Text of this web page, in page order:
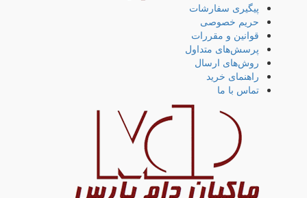
پیگیری سفارشات
حریم خصوصی
قوانین و مقررات
پرسش‌های متداول
روش‌های ارسال
راهنمای خرید
تماس با ما